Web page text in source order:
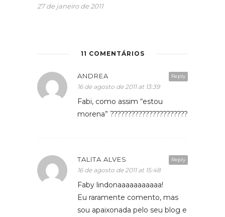
27 de janeiro de 2011
11 COMENTÁRIOS
Reply
ANDREA
16 de agosto de 2011 at 13:39
Fabi, como assim “estou
morena” ??????????????????????
Reply
TALITA ALVES
16 de agosto de 2011 at 15:48
Faby lindonaaaaaaaaaaa!
Eu raramente comento, mas
sou apaixonada pelo seu blog e